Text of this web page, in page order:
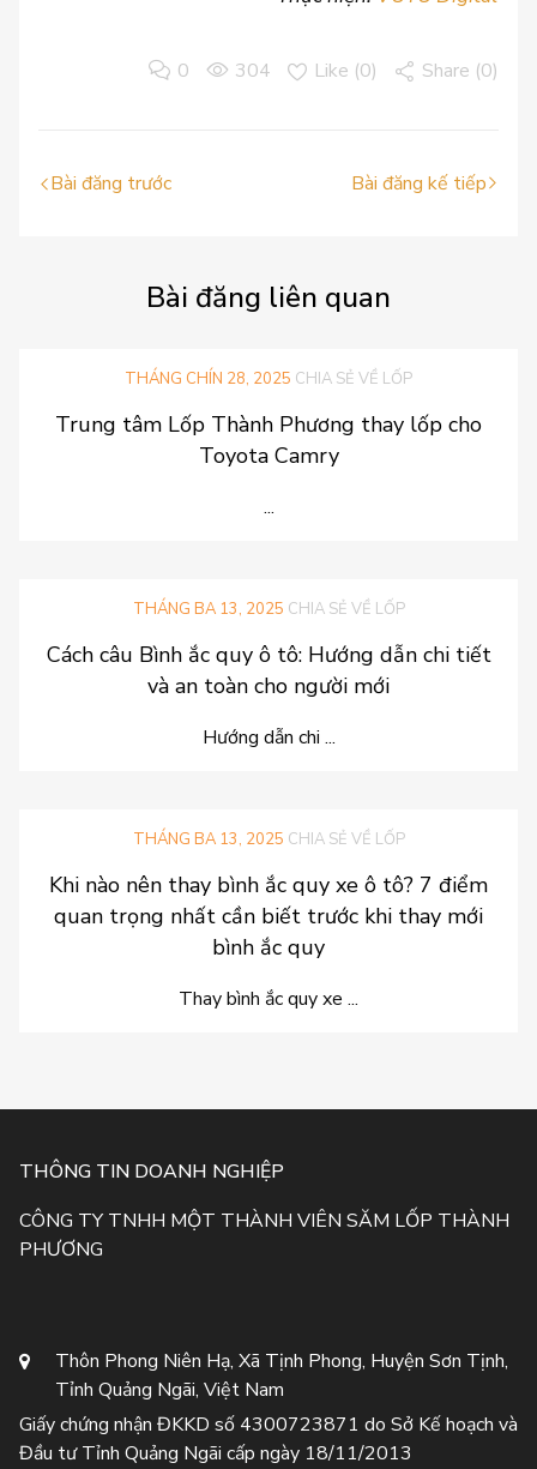
0 304 Like (0) Share (0)
Bài đăng trước Bài đăng kế tiếp
Bài đăng liên quan
THÁNG CHÍN 28, 2025 CHIA SẺ VỀ LỐP
Trung tâm Lốp Thành Phương thay lốp cho
Toyota Camry
...
THÁNG BA 13, 2025 CHIA SẺ VỀ LỐP
Cách câu Bình ắc quy ô tô: Hướng dẫn chi tiết
và an toàn cho người mới
Hướng dẫn chi ...
THÁNG BA 13, 2025 CHIA SẺ VỀ LỐP
Khi nào nên thay bình ắc quy xe ô tô? 7 điểm
quan trọng nhất cần biết trước khi thay mới
bình ắc quy
Thay bình ắc quy xe ...
THÔNG TIN DOANH NGHIỆP
CÔNG TY TNHH MỘT THÀNH VIÊN SĂM LỐP THÀNH
PHƯƠNG
Thôn Phong Niên Hạ, Xã Tịnh Phong, Huyện Sơn Tịnh,
Tỉnh Quảng Ngãi, Việt Nam
Giấy chứng nhận ĐKKD số 4300723871 do Sở Kế hoạch và
Đầu tư Tỉnh Quảng Ngãi cấp ngày 18/11/2013